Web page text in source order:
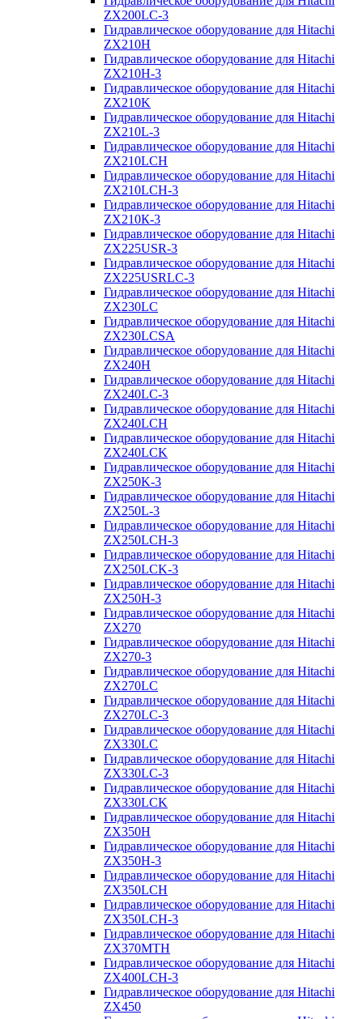
ZX200LC-3
Гидравлическое оборудование для Hitachi
ZX210H
Гидравлическое оборудование для Hitachi
ZX210H-3
Гидравлическое оборудование для Hitachi
ZX210K
Гидравлическое оборудование для Hitachi
ZX210L-3
Гидравлическое оборудование для Hitachi
ZX210LCH
Гидравлическое оборудование для Hitachi
ZX210LCH-3
Гидравлическое оборудование для Hitachi
ZX210К-3
Гидравлическое оборудование для Hitachi
ZX225USR-3
Гидравлическое оборудование для Hitachi
ZX225USRLC-3
Гидравлическое оборудование для Hitachi
ZX230LC
Гидравлическое оборудование для Hitachi
ZX230LCSA
Гидравлическое оборудование для Hitachi
ZX240H
Гидравлическое оборудование для Hitachi
ZX240LC-3
Гидравлическое оборудование для Hitachi
ZX240LCH
Гидравлическое оборудование для Hitachi
ZX240LCK
Гидравлическое оборудование для Hitachi
ZX250K-3
Гидравлическое оборудование для Hitachi
ZX250L-3
Гидравлическое оборудование для Hitachi
ZX250LCH-3
Гидравлическое оборудование для Hitachi
ZX250LCK-3
Гидравлическое оборудование для Hitachi
ZX250Н-3
Гидравлическое оборудование для Hitachi
ZX270
Гидравлическое оборудование для Hitachi
ZX270-3
Гидравлическое оборудование для Hitachi
ZX270LC
Гидравлическое оборудование для Hitachi
ZX270LC-3
Гидравлическое оборудование для Hitachi
ZX330LC
Гидравлическое оборудование для Hitachi
ZX330LC-3
Гидравлическое оборудование для Hitachi
ZX330LCK
Гидравлическое оборудование для Hitachi
ZX350H
Гидравлическое оборудование для Hitachi
ZX350H-3
Гидравлическое оборудование для Hitachi
ZX350LCH
Гидравлическое оборудование для Hitachi
ZX350LCH-3
Гидравлическое оборудование для Hitachi
ZX370MTH
Гидравлическое оборудование для Hitachi
ZX400LCH-3
Гидравлическое оборудование для Hitachi
ZX450